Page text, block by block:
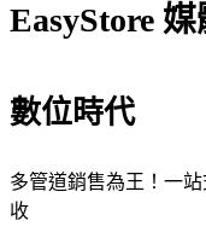
EasyStore
數位時代
多管道銷售為王！一站
收